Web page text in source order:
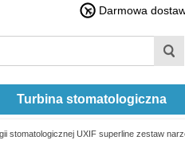
Darmowa
Turbina stomatologiczna
stomatologicznej UXIF superline zestaw